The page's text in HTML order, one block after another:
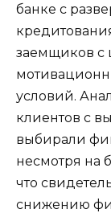
банке с
заемщиков с
условий.
клиентов с
выбирали
несмотря на
что
снижению